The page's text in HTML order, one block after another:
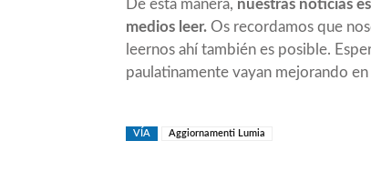
De esta manera, nuestras noticias
medios leer. Os recordamos que
leernos ahí también es posible.
paulatinamente vayan mejorando
VÍA Aggiornamenti Lumia